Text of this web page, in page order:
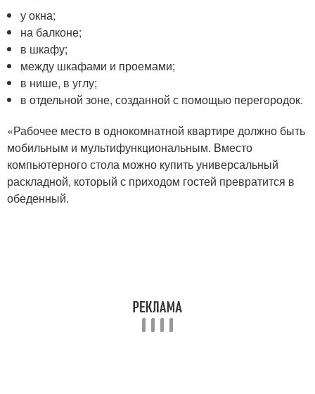
у окна;
на балконе;
в шкафу;
между шкафами и проемами;
в нише, в углу;
в отдельной зоне, созданной с помощью перегородок.
«Рабочее место в однокомнатной квартире должно быть
мобильным и мультифункциональным. Вместо
компьютерного стола можно купить универсальный
раскладной, который с приходом гостей превратится в
обеденный.